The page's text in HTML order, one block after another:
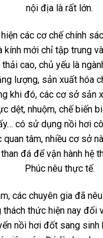
nội địa là rất lớn.
hiện các cơ chế chính
kính mới chỉ tập trung
cao, chủ yếu là
lượng, sản xuất hóa
khi đó, các cơ sở sản
dệt, nhuộm, chế biến
có sử dụng nồi hơi
tâm, nhiều cơ sở
đá để vận hành hệ
Phúc nêu thực tế.
các chuyên gia đã
thách thức hiện nay đối
nồi hơi đốt sang